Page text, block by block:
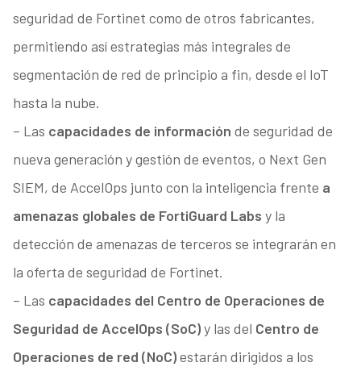
seguridad de Fortinet como de otros fabricantes,
permitiendo así estrategias más integrales de
segmentación de red de principio a fin, desde el IoT
hasta la nube.
– Las capacidades de información de seguridad de
nueva generación y gestión de eventos, o Next Gen
SIEM, de AccelOps junto con la inteligencia frente a
amenazas globales de FortiGuard Labs y la
detección de amenazas de terceros se integrarán en
la oferta de seguridad de Fortinet.
– Las capacidades del Centro de Operaciones de
Seguridad de AccelOps (SoC)y las del Centro de
Operaciones de red (NoC)estarán dirigidos a los